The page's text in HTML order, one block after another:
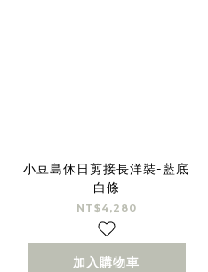
小豆島休日剪接長洋裝-藍底
白條
NT$4,280
加入購物車